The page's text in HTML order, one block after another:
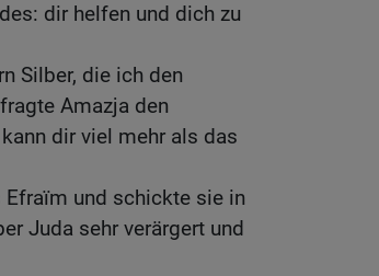
dir helfen und dich zu
Silber, die ich den
Amazja den
dir viel mehr als das
Efraïm und schickte sie in
Juda sehr verärgert und